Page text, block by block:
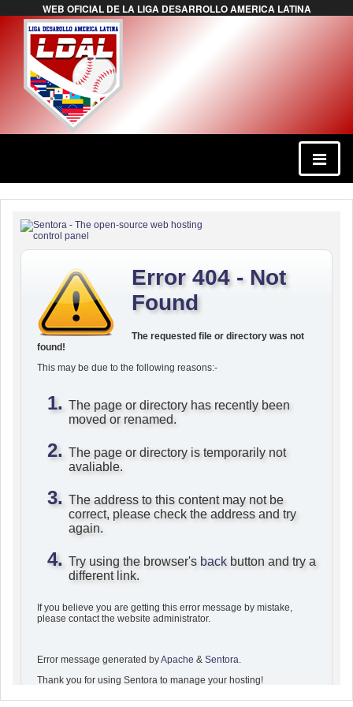
WEB OFICIAL DE LA LIGA DESARROLLO AMERICA LATINA